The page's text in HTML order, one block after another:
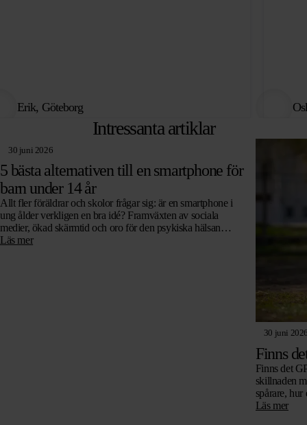
Erik, Göteborg
Intressanta artiklar
30 juni 2026
5 bästa alternativen till en smartphone för
barn under 14 år
Allt fler föräldrar och skolor frågar sig: är en smartphone i
ung ålder verkligen en bra idé? Framväxten av sociala
medier, ökad skärmtid och oro för den psykiska hälsan
leder…
Läs mer
30 juni
Finns
Finns det
skillnaden
spårare,
går utan
Läs mer